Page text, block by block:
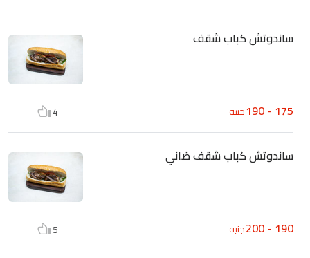
ساندوتش كباب شقف
175 - 190 جنيه 4
ساندوتش كباب شقف ضاني
190 - 200 جنيه 5